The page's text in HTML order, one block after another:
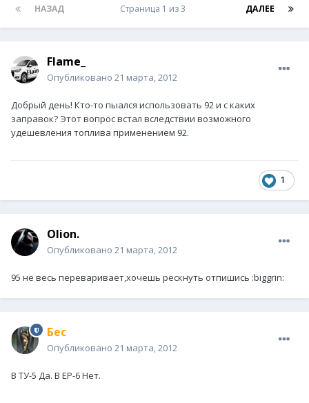
НАЗАД ДАЛЕЕ
Страница 1 из 3
Flame_
Опубликовано 21 марта, 2012
Добрый день! Кто-то пыался использовать 92 и с каких
заправок? Этот вопрос встал вследствии возможного
удешевления топлива применением 92.
1
Olion.
Опубликовано 21 марта, 2012
95 не весь переваривает,хочешь рескнуть отпишись :biggrin:
Бес
Опубликовано 21 марта, 2012
В ТУ-5 Да. В ЕР-6 Нет.